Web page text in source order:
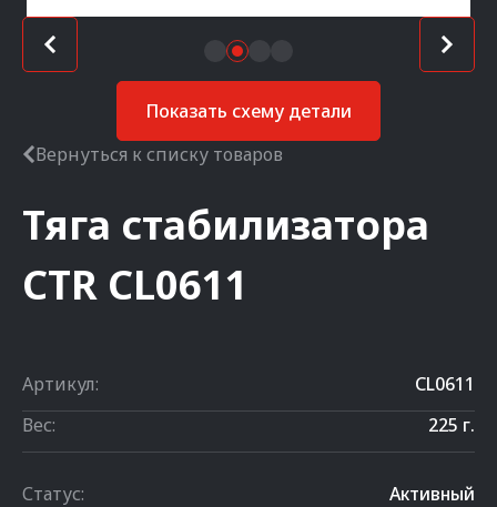
Показать схему детали
Вернуться к списку товаров
Тяга стабилизатора
CTR CL0611
Артикул:
CL0611
Вес:
225 г.
Статус: Активный